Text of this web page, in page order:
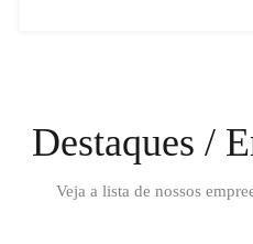
Destaques /
Veja a lista de nossos